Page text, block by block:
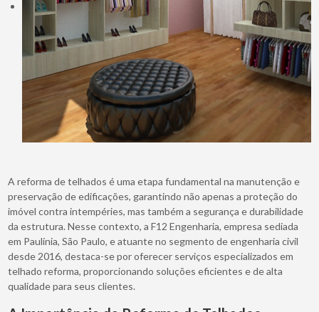
A reforma de telhados é uma etapa fundamental na manutenção e
preservação de edificações, garantindo não apenas a proteção do
imóvel contra intempéries, mas também a segurança e durabilidade
da estrutura. Nesse contexto, a F12 Engenharia, empresa sediada
em Paulínia, São Paulo, e atuante no segmento de engenharia civil
desde 2016, destaca-se por oferecer serviços especializados em
telhado reforma, proporcionando soluções eficientes e de alta
qualidade para seus clientes.